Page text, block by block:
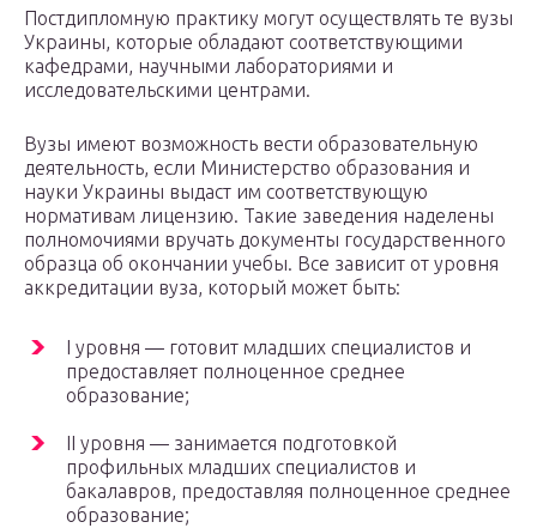
Постдипломную практику могут осуществлять те вузы
Украины, которые обладают соответствующими
кафедрами, научными лабораториями и
исследовательскими центрами.
Вузы имеют возможность вести образовательную
деятельность, если Министерство образования и
науки Украины выдаст им соответствующую
нормативам лицензию. Такие заведения наделены
полномочиями вручать документы государственного
образца об окончании учебы. Все зависит от уровня
аккредитации вуза, который может быть:
І уровня — готовит младших специалистов и
предоставляет полноценное среднее
образование;
ІІ уровня — занимается подготовкой
профильных младших специалистов и
бакалавров, предоставляя полноценное среднее
образование;